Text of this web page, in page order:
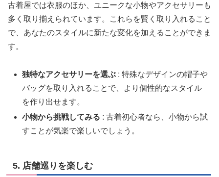
古着屋では衣服のほか、ユニークな小物やアクセサリーも
多く取り揃えられています。これらを賢く取り入れること
で、あなたのスタイルに新たな変化を加えることができま
す。
独特なアクセサリーを選ぶ : 特殊なデザインの帽子や
バッグを取り入れることで、より個性的なスタイル
を作り出せます。
小物から挑戦してみる : 古着初心者なら、小物から試
すことが気楽で楽しいでしょう。
5. 店舗巡りを楽しむ